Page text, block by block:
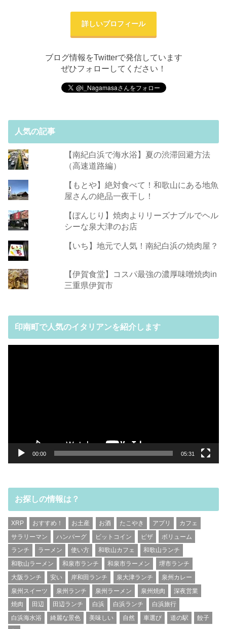
詳しいプロフィール
ブログ情報をTwitterで発信しています
ぜひフォローしてください！
人気の記事
【南紀白浜で海水浴】夏の渋滞回避方法
（高速道路編）
【もとや】絶対食べて！和歌山にある地魚
屋さんの絶品一夜干し！
【ぼんじり】焼肉よりリーズナブルでヘル
シーな泉大津のお店
【いち】地元で人気！南紀白浜の焼肉屋？
【伊賀食堂】コスパ最強の濃厚味噌焼肉in
三重県伊賀市
印南町で人気のイタリアンを紹介します
00:00 05:31
お探しの情報は？
XRP おすすめ！ お土産 お酒 たこやき アプリ
カフェ
サラリーマン
ハンバーグ ビットコイン ピザ
ボリューム
ランチ
ラーメン 使い方 和歌山カフェ
和歌山ランチ
和歌山ラーメン
和泉市ランチ 和泉市ラーメン
堺市ランチ
大阪ランチ
安い 岸和田ランチ 泉大津ランチ
泉州カレー
泉州スイーツ
泉州ランチ 泉州ラーメン 泉州焼肉
深夜営業
焼肉
田辺 田辺ランチ 白浜 白浜ランチ
白浜旅行
白浜海水浴
綺麗な景色 美味しい 自然 車選び 道の駅
餃子